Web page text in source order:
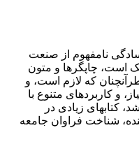
نامفهوم از صنعت
است، چاپگرها و متون
که لازم است، و
و کاربردهای متنوع با
کتابهای زیادی در
شناخت فراوان جامعه